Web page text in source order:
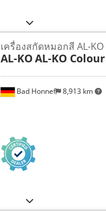
Bad Honnef 8,913 km
เครื่องสกัดหมอกสี AL-KO
AL-KOAL-KO Colour